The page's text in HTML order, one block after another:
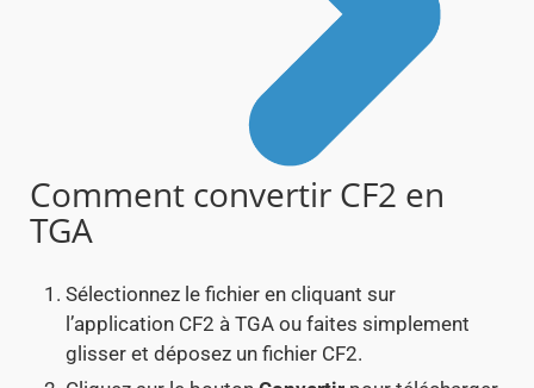
Comment convertir CF2 en
TGA
Sélectionnez le fichier en cliquant sur
l’application CF2 à TGA ou faites simplement
glisser et déposez un fichier CF2.